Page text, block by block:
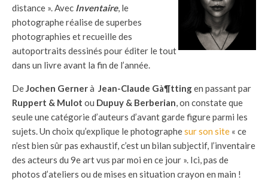
distance ». Avec Inventaire, le
photographe réalise de superbes
photographies et recueille des
autoportraits dessinés pour éditer le tout
dans un livre avant la fin de l’année.
DeJochen Gernerà Jean-Claude Gà¶ttingen passant par
Ruppert & Mulot ou Dupuy & Berberian, on constate que
seule une catégorie d’auteurs d’avant garde figure parmi les
sujets. Un choix qu’explique le photographesur son site « ce
n’est bien sûr pas exhaustif, c’est un bilan subjectif, l’inventaire
des acteurs du 9e art vus par moi en ce jour ». Ici, pas de
photos d’ateliers ou de mises en situation crayon en main !